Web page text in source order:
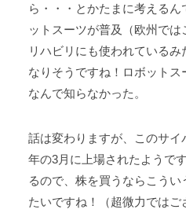
ら・・・とかたまに考える
ットスーツが普及（欧州で
リハビリにも使われている
なりそうですね！ロボット
なんで知らなかった。
話は変わりますが、このサイ
年の3月に上場されたようで
るので、株を買うならこう
たいですね！（超微力ではご